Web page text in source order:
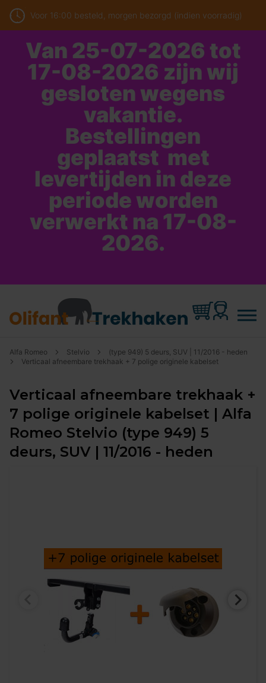
Voor 16:00 besteld, morgen bezorgd (indien voorradig)
Van 25-07-2026 tot
17-08-2026 zijn wij
gesloten wegens
vakantie.
Bestellingen
geplaatst met
levertijden in deze
periode worden
verwerkt na 17-08-
2026.
Alfa Romeo Stelvio
(type 949) 5 deurs, SUV | 11/2016 - heden
Verticaal afneembare trekhaak + 7 polige originele kabelset
Verticaal afneembare trekhaak +
7 polige originele kabelset | Alfa
Romeo Stelvio (type 949) 5
deurs, SUV | 11/2016 - heden